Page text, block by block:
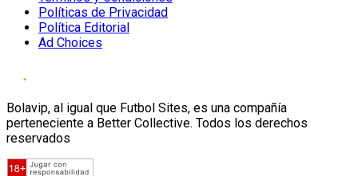
Políticas de Privacidad
Política Editorial
Ad Choices
Bolavip, al igual que Futbol Sites, es una compañía
perteneciente a Better Collective. Todos los derechos
reservados